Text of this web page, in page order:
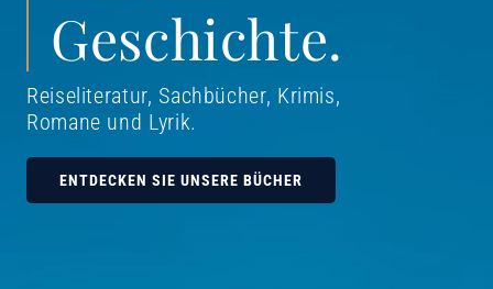
Geschichte.
Reiseliteratur, Sachbücher, Krimis,
Romane und Lyrik.
ENTDECKEN SIE UNSERE BÜCHER